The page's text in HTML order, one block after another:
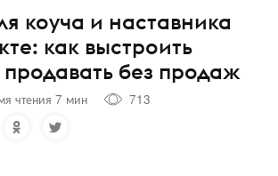
коуча и наставника
как выстроить
без продаж
чтения 7 мин
713